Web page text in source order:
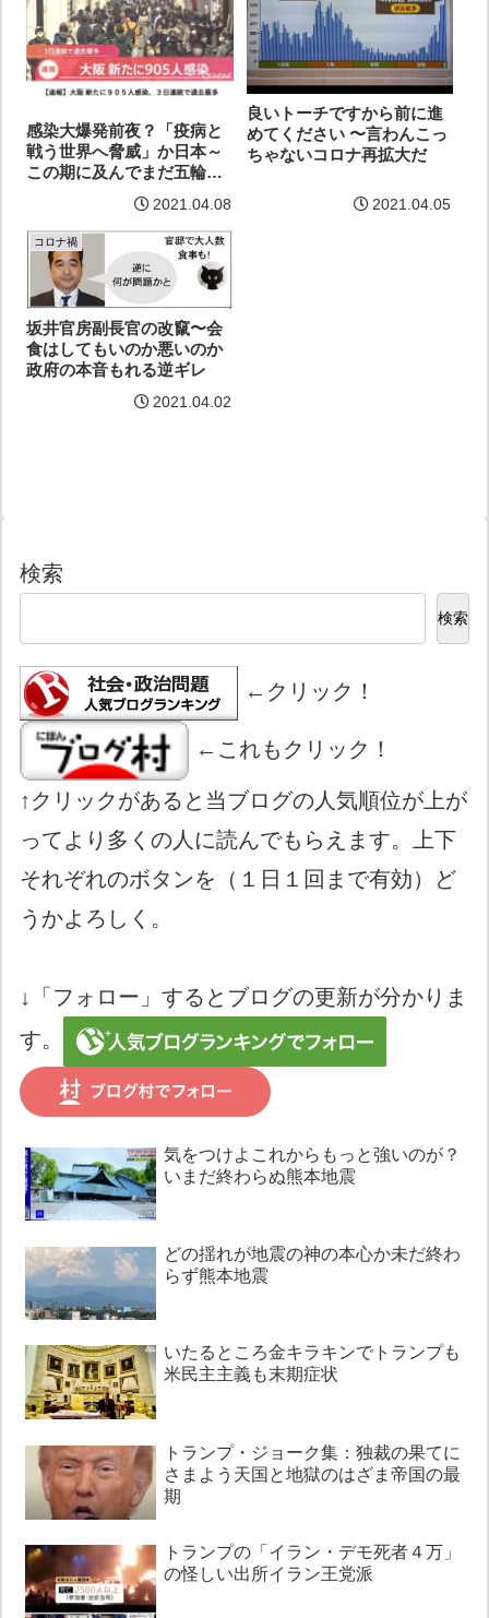
感染大爆発前夜？「疫病と
戦う世界へ脅威」か日本～
この期に及んでまだ五輪！
蔓延防止措置が蔓延、、
2021.04.08
良いトーチですから前に進
めてください 〜言わんこっ
ちゃないコロナ再拡大だ
2021.04.05
コロナ禍
坂井官房副長官の改竄〜会
食はしてもいのか悪いのか
政府の本音もれる逆ギレ
2021.04.02
検索
検索
←クリック！
←これもクリック！
↑クリックがあると当ブログの人気順位が上が
ってより多くの人に読んでもらえます。上下
それぞれのボタンを（１日１回まで有効）ど
うかよろしく。
↓「フォロー」するとブログの更新が分かりま
す。
気をつけよこれからもっと強いのが？
いまだ終わらぬ熊本地震
どの揺れが地震の神の本心か未だ終わ
らず熊本地震
いたるところ金キラキンでトランプも
米民主主義も末期症状
トランプ・ジョーク集：独裁の果てに
さまよう天国と地獄のはざま帝国の最
期
トランプの「イラン・デモ死者４万」
の怪しい出所イラン王党派